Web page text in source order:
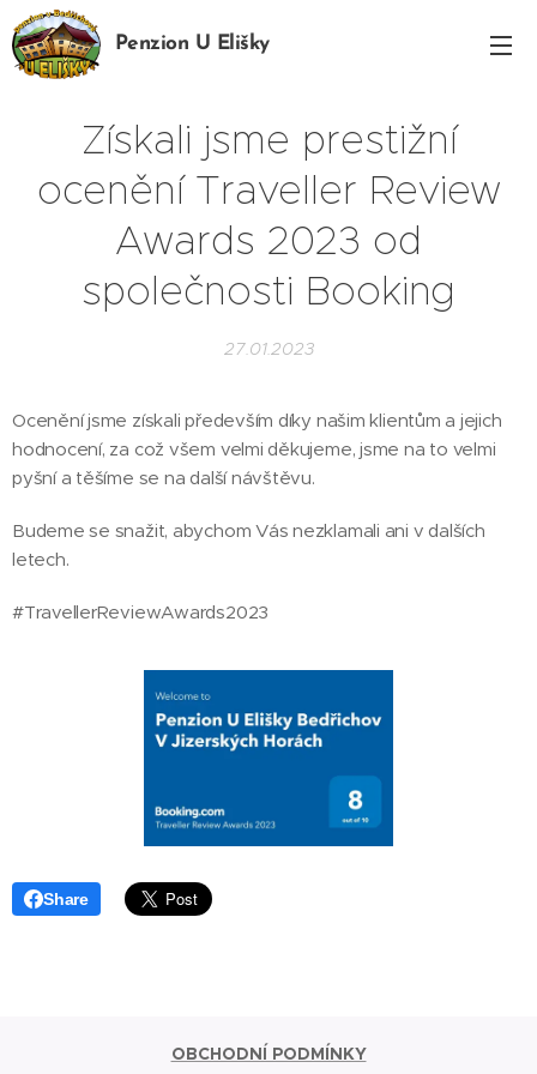
Penzion U Elišky
Získali jsme prestižní
ocenění Traveller Review
Awards 2023 od
společnosti Booking
27.01.2023
Ocenění jsme získali především díky našim klientům a jejich
hodnocení, za což všem velmi děkujeme, jsme na to velmi
pyšní a těšíme se na další návštěvu.
Budeme se snažit, abychom Vás nezklamali ani v dalších
letech.
#TravellerReviewAwards2023
Share
OBCHODNÍ PODMÍNKY